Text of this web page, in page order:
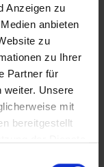
Anzeigen zu
anbieten
zu
zu Ihrer
Partner für
weiter. Unsere
mit
bereitgestellt